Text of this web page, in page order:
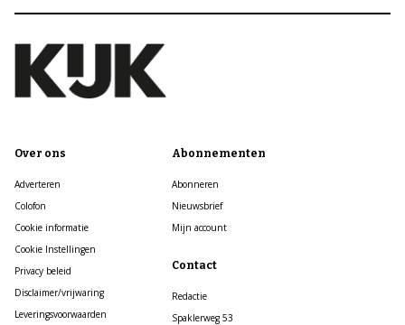
Over ons
Adverteren
Colofon
Cookie informatie
Cookie Instellingen
Privacy beleid
Disclaimer/vrijwaring
Leveringsvoorwaarden
Abonnementen
Abonneren
Nieuwsbrief
Mijn account
Contact
Redactie
Spaklerweg 53